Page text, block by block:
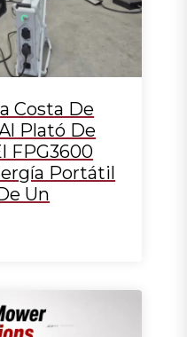
Costa De
Plató De
FPG3600
Portátil
Un